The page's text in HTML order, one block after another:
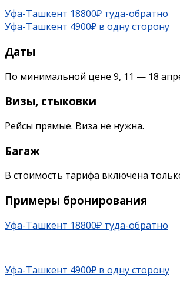
Уфа-Ташкент 18800₽ туда-обратно
Уфа-Ташкент 4900₽ в одну сторону
Даты
По минимальной цене 9, 11 — 18
Визы, стыковки
Рейсы прямые. Виза не нужна.
Багаж
В стоимость тарифа включена
Примеры бронирования
Уфа-Ташкент 18800₽ туда-обратно
Уфа-Ташкент 4900₽ в одну сторону